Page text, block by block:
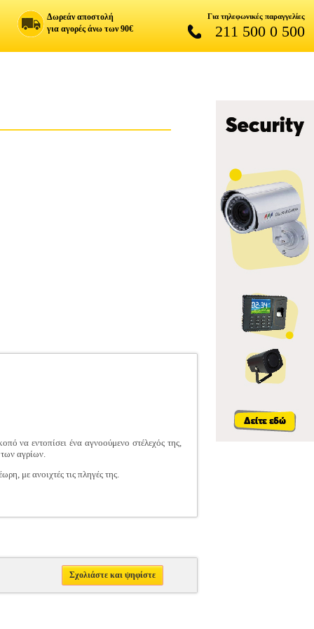
Δωρεάν αποστολή
για αγορές άνω των 90€
Για τηλεφωνικές παραγγελίες
211 500 0 500
να εντοπίσει ένα αγνοούμενο στέλεχός της,
των αγρίων.
με ανοιχτές τις πληγές της.
Σχολιάστε και ψηφίστε